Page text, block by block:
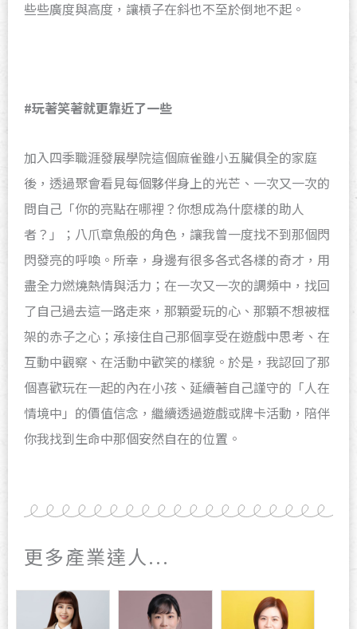
些些廣度與高度，讓槓子在斜也不至於倒地不起。
#玩著笑著就更靠近了一些
加入四季職涯發展學院這個麻雀雖小五臟俱全的家庭
後，透過聚會看見每個夥伴身上的光芒、一次又一次的
問自己「你的亮點在哪裡？你想成為什麼樣的助人
者？」；八爪章魚般的角色，讓我曾一度找不到那個閃
閃發亮的呼喚。所幸，身邊有很多各式各樣的奇才，用
盡全力燃燒熱情與活力；在一次又一次的調頻中，找回
了自己過去這一路走來，那顆愛玩的心、那顆不想被框
架的赤子之心；承接住自己那個享受在遊戲中思考、在
互動中觀察、在活動中歡笑的樣貌。於是，我認回了那
個喜歡玩在一起的內在小孩、延續著自己謹守的「人在
情境中」的價值信念，繼續透過遊戲或牌卡活動，陪伴
你我找到生命中那個安然自在的位置。
更多產業達人...